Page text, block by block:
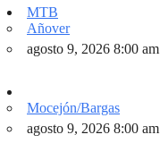
MTB
Añover
agosto 9, 2026 8:00 am
Mocejón/Bargas
agosto 9, 2026 8:00 am